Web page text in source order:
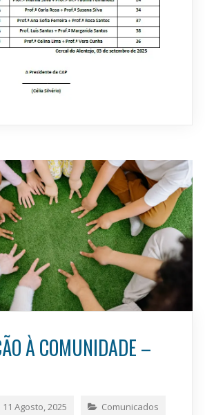
À COMUNIDADE –
11 Agosto, 2025 Comunicados